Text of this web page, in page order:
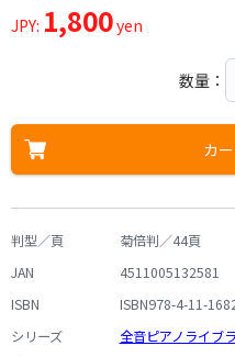
JPY: 1,800yen
数量：
カ
判型／頁
菊倍判／44頁
JAN
4511005132581
ISBN
ISBN978-4-11-
シリーズ
全音ピアノライブ